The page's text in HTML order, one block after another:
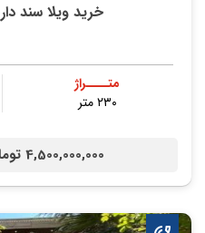
خرید ویلا سند دار ۲۳۰ متری لاویج
متــــراژ
۲۳۰ متر
4,500,000,000 تومان /